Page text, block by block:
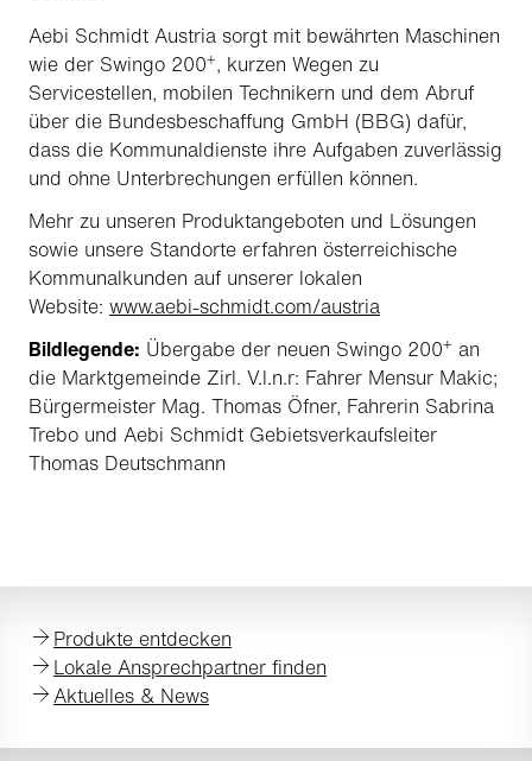
Aebi Schmidt Austria sorgt mit bewährten Maschinen
wie der Swingo 200+, kurzen Wegen zu
Servicestellen, mobilen Technikern und dem Abruf
über die Bundesbeschaffung GmbH (BBG) dafür,
dass die Kommunaldienste ihre Aufgaben zuverlässig
und ohne Unterbrechungen erfüllen können.
Mehr zu unseren Produktangeboten und Lösungen
sowie unsere Standorte erfahren österreichische
Kommunalkunden auf unserer lokalen
Website: www.aebi-schmidt.com/austria
Bildlegende: Übergabe der neuen Swingo 200+ an
die Marktgemeinde Zirl. V.l.n.r: Fahrer Mensur Makic;
Bürgermeister Mag. Thomas Öfner, Fahrerin Sabrina
Trebo und Aebi Schmidt Gebietsverkaufsleiter
Thomas Deutschmann
Produkte entdecken
Lokale Ansprechpartner finden
Aktuelles & News